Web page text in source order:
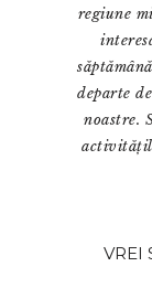
regiune
departe
noastre.
VREI